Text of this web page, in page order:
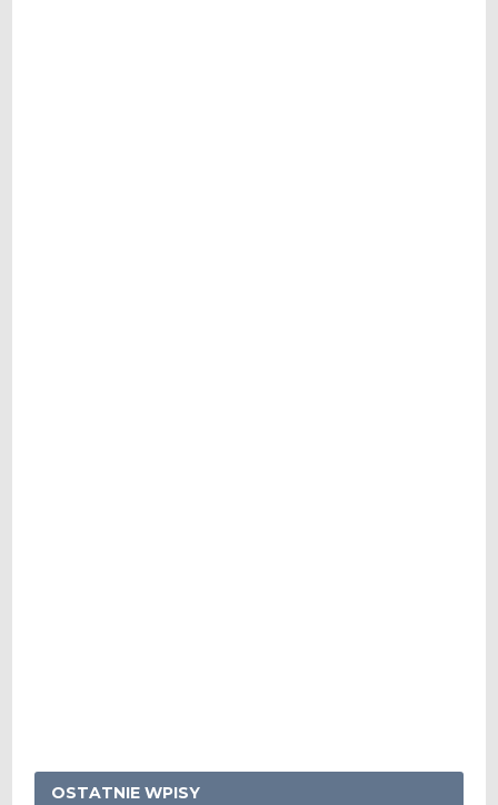
OSTATNIE WPISY